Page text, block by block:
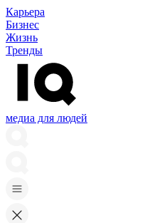
Карьера
Бизнес
Жизнь
Тренды
медиа для людей